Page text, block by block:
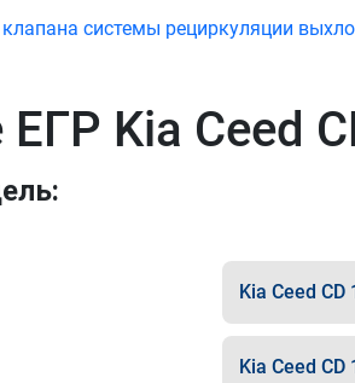
системы рециркуляции
Kia Ceed
Kia Ceed CD
Kia Ceed CD